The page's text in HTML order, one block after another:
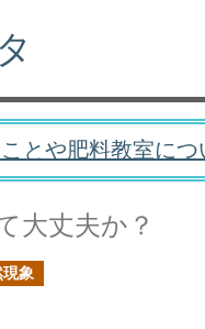
とや肥料教室に
大丈夫か？
現象